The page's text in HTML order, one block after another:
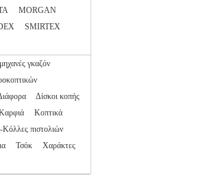
MORGAN
SMIRTEX
γκαζόν
Δίσκοι κοπής
Κοπτικά
Κόλλες πιστολιών
Τσόκ
Χαράκτες